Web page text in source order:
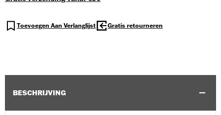
Toevoegen Aan Verlanglijst Gratis retourneren
BESCHRIJVING